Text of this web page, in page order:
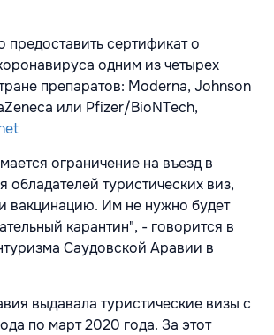
предоставить сертификат о
одним из четырех
препаратов: Moderna, Johnson
или Pfizer/BioNTech,
ограничение на въезд в
обладателей туристических виз,
вакцинацию. Им не нужно будет
карантин", - говорится в
Саудовской Аравии в
выдавала туристические визы с
по март 2020 года. За этот